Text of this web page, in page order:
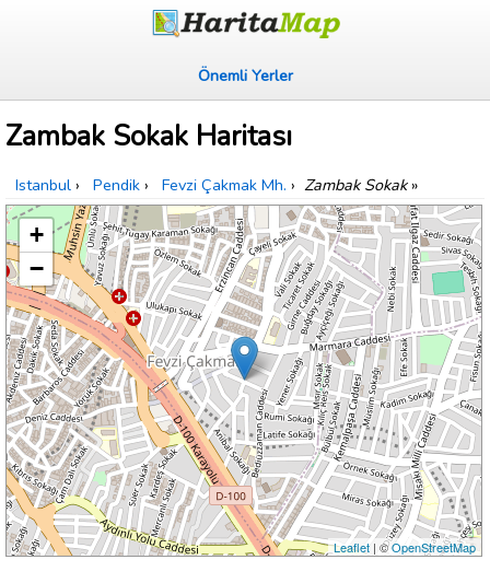
Önemli Yerler
Zambak Sokak Haritası
Istanbul › Pendik › Fevzi Çakmak Mh. › Zambak Sokak»
+
−
Leaflet| ©OpenStreetMap